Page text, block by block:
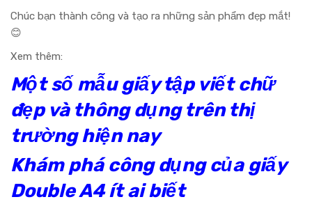
Chúc bạn thành công và tạo ra những sản phẩm đẹp mắt!
😊
Xem thêm:
Một số mẫu giấy tập viết chữ
đẹp và thông dụng trên thị
trường hiện nay
Khám phá công dụng của giấy
Double A4 ít ai biết